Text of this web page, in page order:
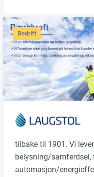
Bedrift
tilbake til 1901. Vi
belysning/samferdsel,
automasjon/